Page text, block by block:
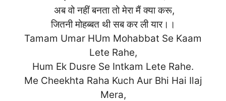
अब वो नहीं बनता तो मेरा मैं क्या करू,
जितनी मोहब्बत थी सब कर ली यार।।
Tamam Umar HUm Mohabbat Se Kaam
Lete Rahe,
Hum Ek Dusre Se Intkam Lete Rahe.
Me Cheekhta Raha Kuch Aur Bhi Hai Ilaj
Mera,